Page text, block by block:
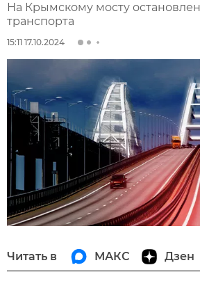
На Крымскому мосту
транспорта
15:11 17.10.2024
Читать в МАКС Дзен